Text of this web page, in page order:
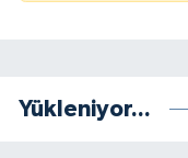
Yükleniyor...